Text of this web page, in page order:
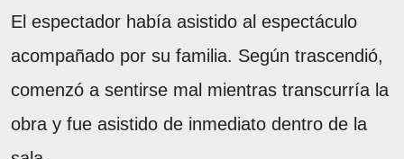
El espectador había asistido al espectáculo
acompañado por su familia. Según trascendió,
comenzó a sentirse mal mientras transcurría la
obra y fue asistido de inmediato dentro de la